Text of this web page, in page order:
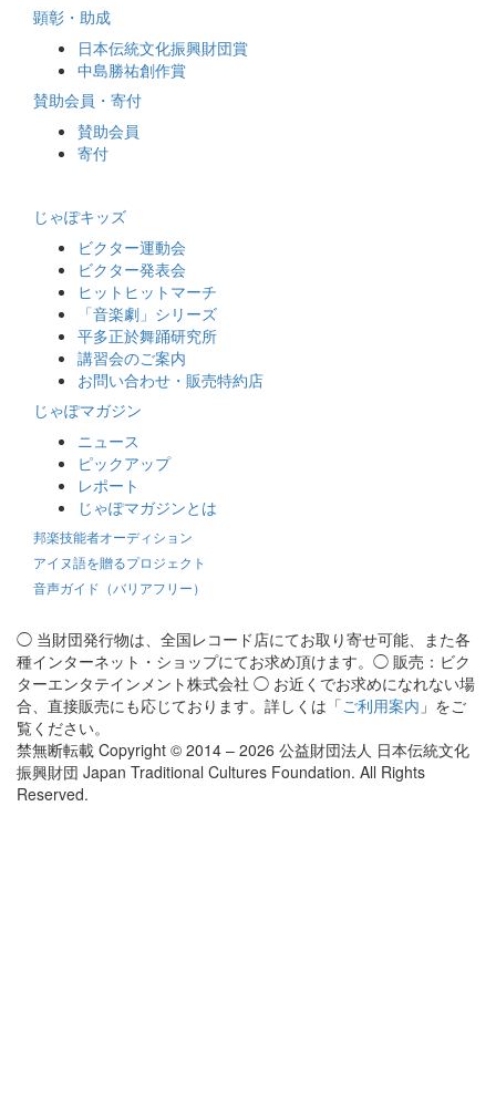
顕彰・助成
日本伝統文化振興財団賞
中島勝祐創作賞
賛助会員・寄付
賛助会員
寄付
じゃぽキッズ
ビクター運動会
ビクター発表会
ヒットヒットマーチ
「音楽劇」シリーズ
平多正於舞踊研究所
講習会のご案内
お問い合わせ・販売特約店
じゃぽマガジン
ニュース
ピックアップ
レポート
じゃぽマガジンとは
邦楽技能者オーディション
アイヌ語を贈るプロジェクト
音声ガイド（バリアフリー）
◯ 当財団発行物は、全国レコード店にてお取り寄せ可能、また各
種インターネット・ショップにてお求め頂けます。◯ 販売：ビク
ターエンタテインメント株式会社 ◯ お近くでお求めになれない場
合、直接販売にも応じております。詳しくは「ご利用案内 」をご
覧ください。
禁無断転載 Copyright © 2014 – 2026 公益財団法人 日本伝統文化
振興財団 Japan Traditional Cultures Foundation. All Rights
Reserved.